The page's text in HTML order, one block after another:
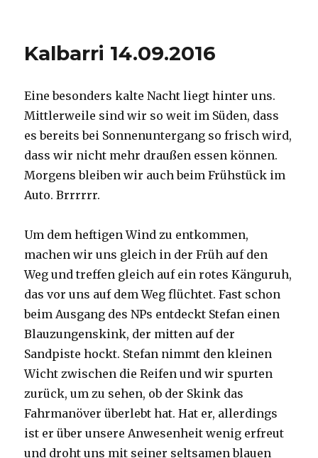
Kalbarri 14.09.2016
Eine besonders kalte Nacht liegt hinter uns.
Mittlerweile sind wir so weit im Süden, dass
es bereits bei Sonnenuntergang so frisch wird,
dass wir nicht mehr draußen essen können.
Morgens bleiben wir auch beim Frühstück im
Auto. Brrrrrr.
Um dem heftigen Wind zu entkommen,
machen wir uns gleich in der Früh auf den
Weg und treffen gleich auf ein rotes Känguruh,
das vor uns auf dem Weg flüchtet. Fast schon
beim Ausgang des NPs entdeckt Stefan einen
Blauzungenskink, der mitten auf der
Sandpiste hockt. Stefan nimmt den kleinen
Wicht zwischen die Reifen und wir spurten
zurück, um zu sehen, ob der Skink das
Fahrmanöver überlebt hat. Hat er, allerdings
ist er über unsere Anwesenheit wenig erfreut
und droht uns mit seiner seltsamen blauen